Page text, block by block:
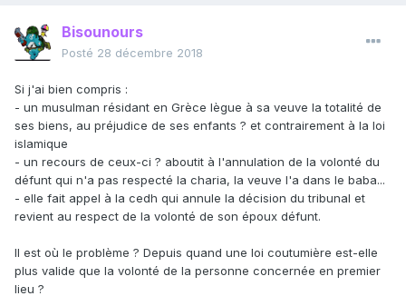
Bisounours
Posté 28 décembre 2018
Si j'ai bien compris :
- un musulman résidant en Grèce lègue à sa veuve la totalité de
ses biens, au préjudice de ses enfants ? et contrairement à la loi
islamique
- un recours de ceux-ci ? aboutit à l'annulation de la volonté du
défunt qui n'a pas respecté la charia, la veuve l'a dans le baba...
- elle fait appel à la cedh qui annule la décision du tribunal et
revient au respect de la volonté de son époux défunt.
Il est où le problème ? Depuis quand une loi coutumière est-elle
plus valide que la volonté de la personne concernée en premier
lieu ?